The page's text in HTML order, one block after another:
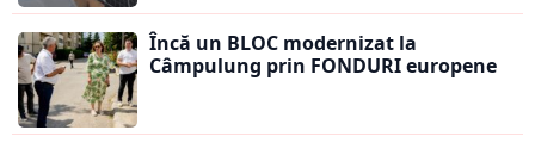
Încă un BLOC modernizat la
Câmpulung prin FONDURI europene